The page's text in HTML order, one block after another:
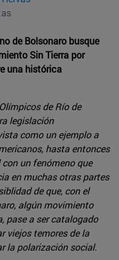
de Bolsonaro busque
Sin Tierra por
una histórica
de Río de
legislación
como un ejemplo a
hasta entonces
un fenómeno que
en muchas otras partes
de que, con el
algún movimiento
pase a ser catalogado
viejos temores de la
la polarización social.